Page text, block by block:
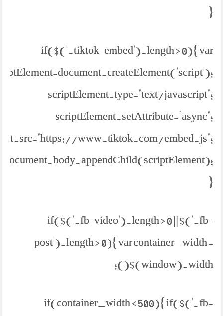
}
if($('.tiktok-embed').length > 0){ var
scriptElement.type="text/javascript";
scriptElement.setAttribute="async";
www.tiktok.com/embed.js";
document.body.appendChild(scriptElement);
}
if($('.fb-video').length > 0 || $('.fb-
post').length > 0){ var container_width =
$(window).width();
if(container_width < 500){ if($('.fb-